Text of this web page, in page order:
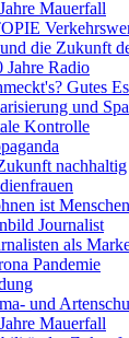
Mauerfall
die Zukunft
Jahre Radio
Gutes
und
Kontrolle
nachhaltig
ist
Journalist
als
Pandemie
und
Mauerfall